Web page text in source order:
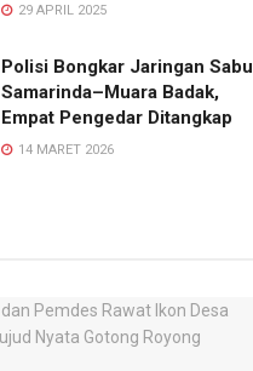
29 APRIL 2025
Polisi Bongkar Jaringan Sabu
Samarinda–Muara Badak,
Empat Pengedar Ditangkap
14 MARET 2026